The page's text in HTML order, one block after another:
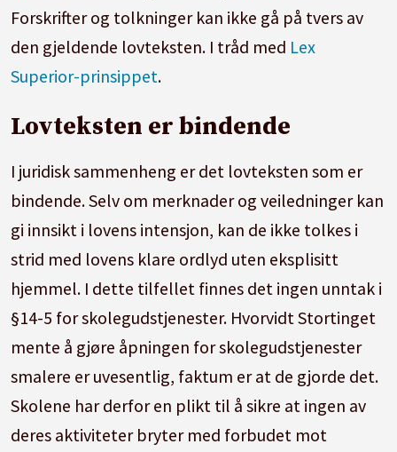
Forskrifter og tolkninger kan ikke gå på tvers av
den gjeldende lovteksten. I tråd med Lex
Superior-prinsippet.
Lovteksten er bindende
I juridisk sammenheng er det lovteksten som er
bindende. Selv om merknader og veiledninger kan
gi innsikt i lovens intensjon, kan de ikke tolkes i
strid med lovens klare ordlyd uten eksplisitt
hjemmel. I dette tilfellet finnes det ingen unntak i
§14-5 for skolegudstjenester. Hvorvidt Stortinget
mente å gjøre åpningen for skolegudstjenester
smalere er uvesentlig, faktum er at de gjorde det.
Skolene har derfor en plikt til å sikre at ingen av
deres aktiviteter bryter med forbudet mot